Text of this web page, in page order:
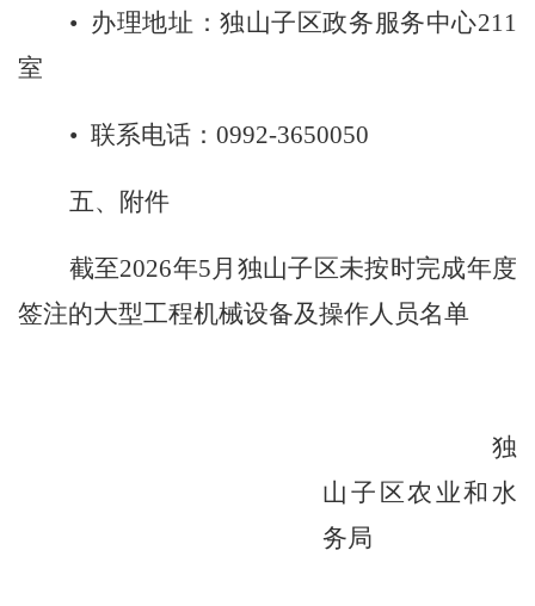
• 办理地址：独山子区政务服务中心211
室
• 联系电话： 0992-3650050
五、附件
截至2026年5月独山子区未按时完成年度
签注的大型工程机械设备及操作人员名单
独
山子区农业和水
务局